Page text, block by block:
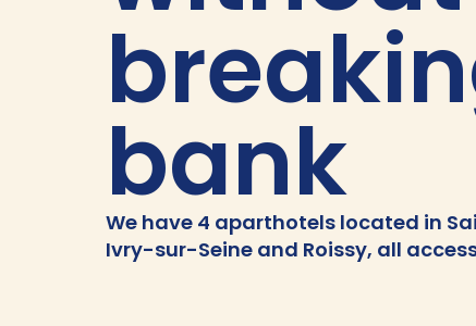
bank
We have 4 aparthotels located in
Ivry-sur-Seine and Roissy, all